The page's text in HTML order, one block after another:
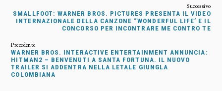
SMALLFOOT: WARNER BROS. PICTURES PRESENTA IL VIDEO
INTERNAZIONALE DELLA CANZONE “WONDERFUL LIFE’ E IL
CONCORSO PER INCONTRARE ME CONTRO TE
WARNER BROS. INTERACTIVE ENTERTAINMENT ANNUNCIA:
HITMAN2 – BENVENUTI A SANTA FORTUNA. IL NUOVO
TRAILER SI ADDENTRA NELLA LETALE GIUNGLA
COLOMBIANA